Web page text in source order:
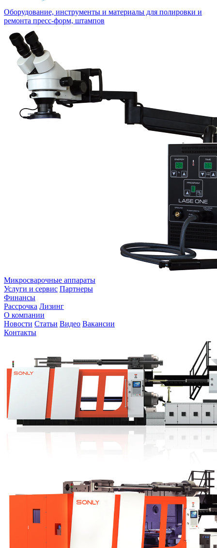
Оборудование, инструменты и материалы для полировки и
ремонта пресс-форм, штампов
Микросварочные аппараты
Услуги и сервис Партнеры
Финансы
Рассрочка Лизинг
О компании
Новости Статьи Видео Вакансии
Контакты